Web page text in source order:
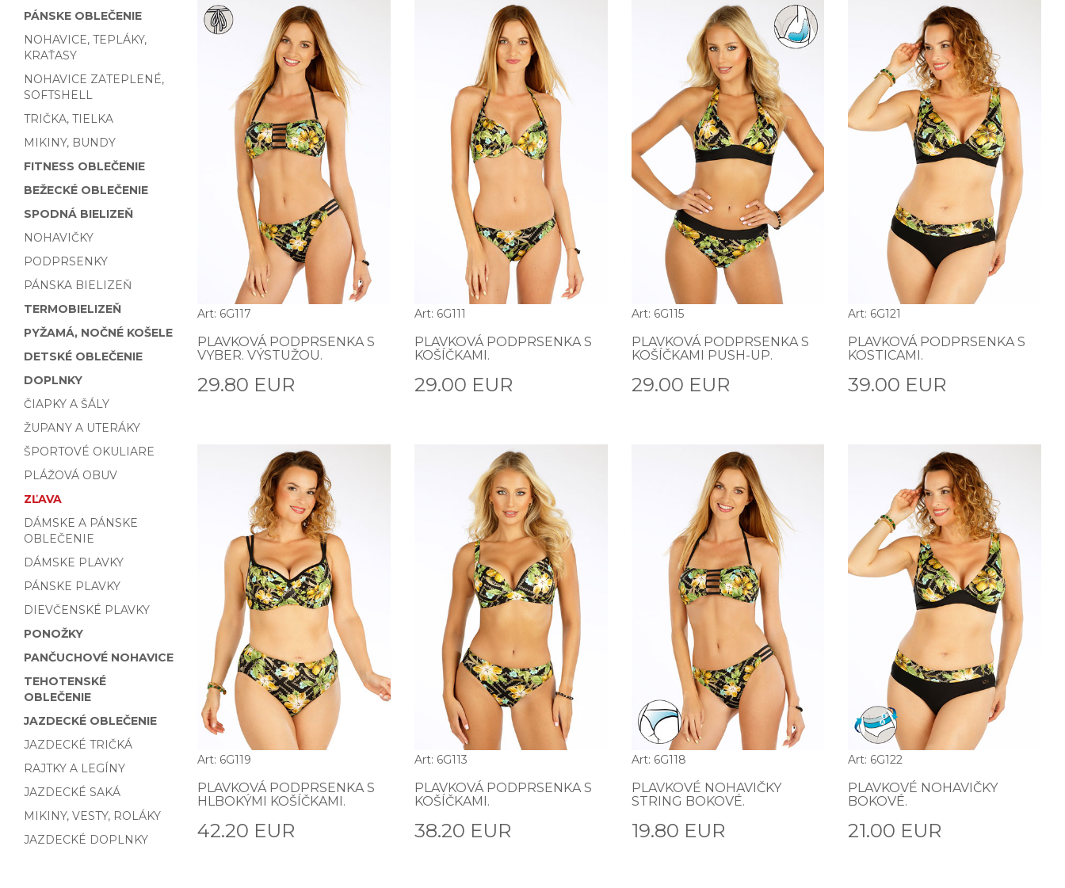
PÁNSKE OBLEČENIE
NOHAVICE, TEPLÁKY,
KRAŤASY
NOHAVICE ZATEPLENÉ,
SOFTSHELL
TRIČKA, TIELKA
MIKINY, BUNDY
FITNESS OBLEČENIE
BEŽECKÉ OBLEČENIE
SPODNÁ BIELIZEŇ
NOHAVIČKY
PODPRSENKY
PÁNSKA BIELIZEŇ
TERMOBIELIZEŇ
PYŽAMÁ, NOČNÉ KOŠELE
DETSKÉ OBLEČENIE
DOPLNKY
ČIAPKY A ŠÁLY
ŽUPANY A UTERÁKY
ŠPORTOVÉ OKULIARE
PLÁŽOVÁ OBUV
ZĽAVA
DÁMSKE A PÁNSKE
OBLEČENIE
DÁMSKE PLAVKY
PÁNSKE PLAVKY
DIEVČENSKÉ PLAVKY
PONOŽKY
PANČUCHOVÉ NOHAVICE
TEHOTENSKÉ
OBLEČENIE
JAZDECKÉ OBLEČENIE
JAZDECKÉ TRIČKÁ
RAJTKY A LEGÍNY
JAZDECKÉ SAKÁ
MIKINY, VESTY, ROLÁKY
JAZDECKÉ DOPLNKY
Art: 6G117
PLAVKOVÁ PODPRSENKA S
VYBER. VÝSTUŽOU.
29.80 EUR
Art: 6G111
PLAVKOVÁ PODPRSENKA S
KOŠÍČKAMI.
29.00 EUR
Art: 6G115
PLAVKOVÁ PODPRSENKA S
KOŠÍČKAMI PUSH-UP.
29.00 EUR
Art: 6G121
PLAVKOVÁ PODPRSENKA S
KOSTICAMI.
39.00 EUR
Art: 6G119
PLAVKOVÁ PODPRSENKA S
HLBOKÝMI KOŠÍČKAMI.
42.20 EUR
Art: 6G113
PLAVKOVÁ PODPRSENKA S
KOŠÍČKAMI.
38.20 EUR
Art: 6G118
PLAVKOVÉ NOHAVIČKY
STRING BOKOVÉ.
19.80 EUR
Art: 6G122
PLAVKOVÉ NOHAVIČKY
BOKOVÉ.
21.00 EUR